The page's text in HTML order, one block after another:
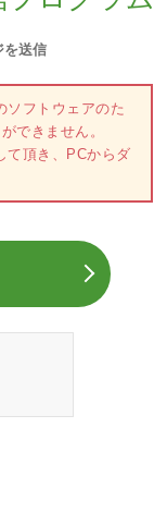
を送信
ソフトウェアのた
できません。
て頂き、PCからダ